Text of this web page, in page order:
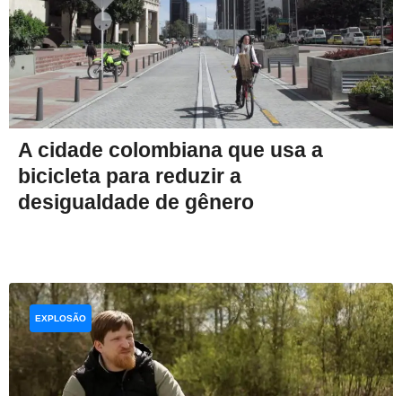
A cidade colombiana que usa a
bicicleta para reduzir a
desigualdade de gênero
EXPLOSÃO